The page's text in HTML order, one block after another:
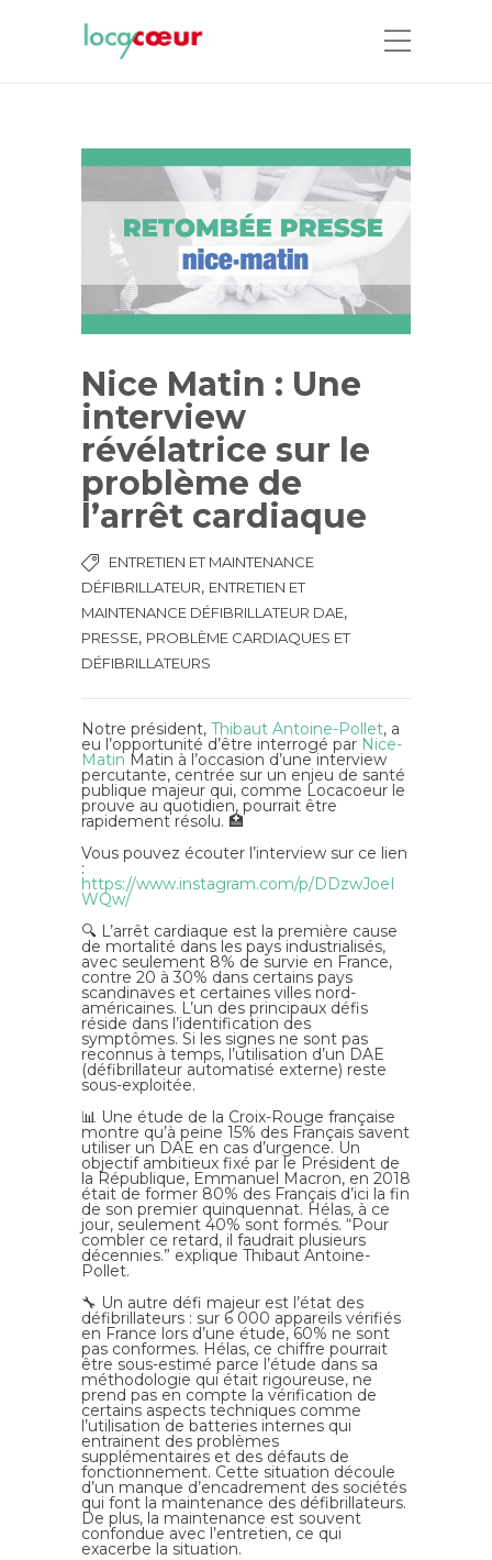
Nice Matin : Une
interview
révélatrice sur le
problème de
l’arrêt cardiaque
ENTRETIEN ET MAINTENANCE
DÉFIBRILLATEUR, ENTRETIEN ET
MAINTENANCE DÉFIBRILLATEUR DAE,
PRESSE, PROBLÈME CARDIAQUES ET
DÉFIBRILLATEURS
Notre président, Thibaut Antoine-Pollet, a
eu l’opportunité d’être interrogé par Nice-
Matin Matin à l’occasion d’une interview
percutante, centrée sur un enjeu de santé
publique majeur qui, comme Locacoeur le
prouve au quotidien, pourrait être
rapidement résolu. 🏥
Vous pouvez écouter l’interview sur ce lien
:
https://www.instagram.com/p/DDzwJoeI
WQw/
🔍 L’arrêt cardiaque est la première cause
de mortalité dans les pays industrialisés,
avec seulement 8% de survie en France,
contre 20 à 30% dans certains pays
scandinaves et certaines villes nord-
américaines. L’un des principaux défis
réside dans l’identification des
symptômes. Si les signes ne sont pas
reconnus à temps, l’utilisation d’un DAE
(défibrillateur automatisé externe) reste
sous-exploitée.
📊 Une étude de la Croix-Rouge française
montre qu’à peine 15% des Français savent
utiliser un DAE en cas d’urgence. Un
objectif ambitieux fixé par le Président de
la République, Emmanuel Macron, en 2018
était de former 80% des Français d’ici la fin
de son premier quinquennat. Hélas, à ce
jour, seulement 40% sont formés. “Pour
combler ce retard, il faudrait plusieurs
décennies.” explique Thibaut Antoine-
Pollet.
🔧 Un autre défi majeur est l’état des
défibrillateurs : sur 6 000 appareils vérifiés
en France lors d’une étude, 60% ne sont
pas conformes. Hélas, ce chiffre pourrait
être sous-estimé parce l’étude dans sa
méthodologie qui était rigoureuse, ne
prend pas en compte la vérification de
certains aspects techniques comme
l’utilisation de batteries internes qui
entrainent des problèmes
supplémentaires et des défauts de
fonctionnement. Cette situation découle
d’un manque d’encadrement des sociétés
qui font la maintenance des défibrillateurs.
De plus, la maintenance est souvent
confondue avec l’entretien, ce qui
exacerbe la situation.